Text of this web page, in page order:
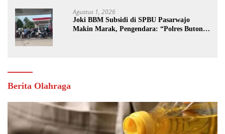
Agustus 1, 2026
Joki BBM Subsidi di SPBU Pasarwajo
Makin Marak, Pengendara: “Polres Buton
Berita Olahraga